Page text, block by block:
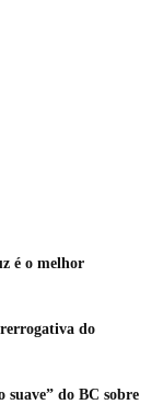
é o melhor
do
suave” do BC sobre